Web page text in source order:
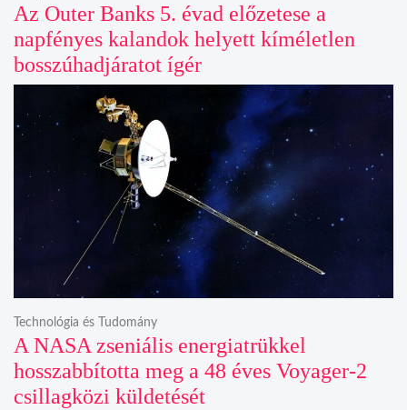
Az Outer Banks 5. évad előzetese a
napfényes kalandok helyett kíméletlen
bosszúhadjáratot ígér
A NASA zseniális energiatrükkel
hosszabbította meg a 48 éves Voyager-2
csillagközi küldetését
Technológia és Tudomány